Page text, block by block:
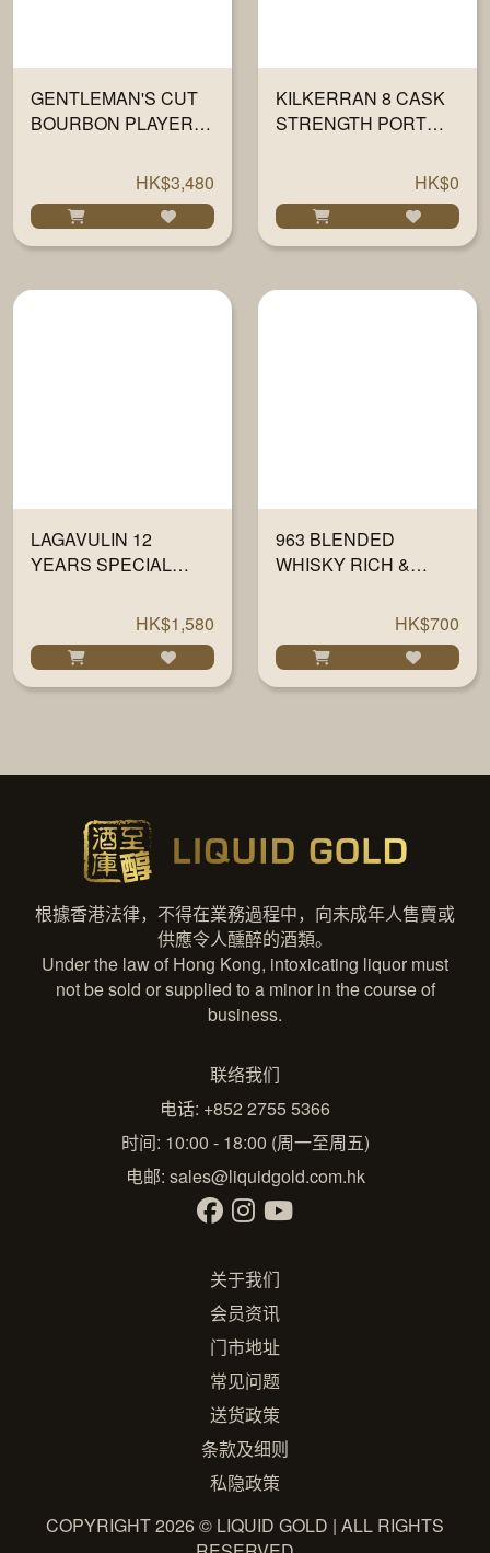
GENTLEMAN'S CUT
BOURBON PLAYER
ANDRES 10 YEAR
750ML
HK$3,480
KILKERRAN 8 CASK
STRENGTH PORT
HK$0
LAGAVULIN 12
YEARS SPECIAL
HK$1,580
963 BLENDED
WHISKY RICH &
HK$700
根據香港法律，不得在業務過程中，向未成年人售賣或
供應令人醺醉的酒類。
Under the law of Hong Kong, intoxicating liquor must
not be sold or supplied to a minor in the course of
business.
联络我们
电话: +852 2755 5366
时间: 10:00 - 18:00 (周一至周五)
电邮: sales@liquidgold.com.hk
关于我们
会员资讯
门市地址
常见问题
送货政策
条款及细则
私隐政策
COPYRIGHT 2026 © LIQUID GOLD | ALL RIGHTS